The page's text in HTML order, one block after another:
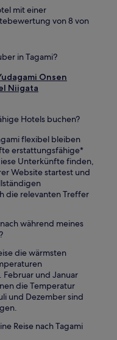
mit einer
von 8 von
in Tagami?
Onsen
Niigata
Hotels buchen?
flexibel bleiben
erstattungsfähige*
Unterkünfte finden,
Website startest und
die relevanten Treffer
während meines
die wärmsten
und Januar
die Temperatur
und Dezember sind
Reise nach Tagami